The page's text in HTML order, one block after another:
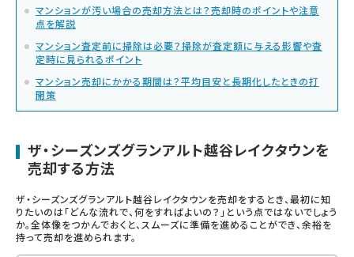
マンションが汚い場合の売却方法とは？売却時のポイントや注意
点を解説
マンション査定前に掃除は必要？掃除が査定額に与える影響や査
定時に見られるポイント
マンション売却にかかる期間は？平均目安と長期化したときの打
開策
ザ・シーズンズグランアルト越谷レイクタウンを
売却する方法
ザ・シーズンズグランアルト越谷レイクタウンを売却をするとき、最初に知
りたいのは「どんな流れで、何をすればよいの？」という点ではないでしょう
か。全体像をつかんでおくと、スムーズに準備を進めることができ、余裕を
持って売却を進められます。